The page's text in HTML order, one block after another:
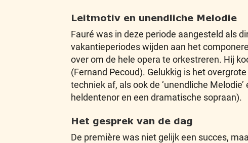
Leitmotiv en unendliche Melodie
Fauré was in deze periode aangesteld als
vakantieperiodes wijden aan het
over om de hele opera te orkestreren. Hij
(Fernand Pecoud). Gelukkig is het
techniek af, als ook de ‘unendliche
heldentenor en een dramatische sopraan).
Het gesprek van de dag
De première was niet gelijk een succes,